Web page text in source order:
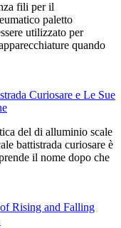
fili per il
paletto
utilizzato per
quando
Curiosare e Le Sue
del di alluminio scale
battistrada curiosare è
il nome dopo che
Rising and Falling